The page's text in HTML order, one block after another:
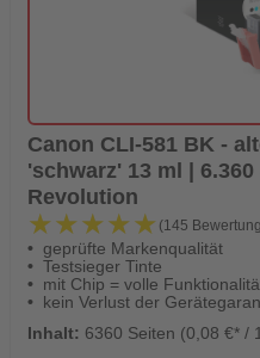
Canon CLI-581 BK -
'schwarz' 13 ml |
Revolution
★★★★★
★★★★★ (145
geprüfte Markenqualität
Testsieger Tinte
mit Chip = volle
kein Verlust der
Inhalt: 6360 Seiten (0,08 €* /